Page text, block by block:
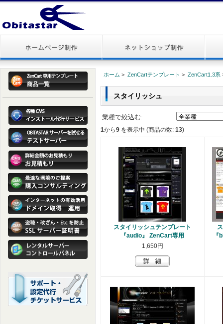
ホーム > ZenCartテンプレート > ZenCart1.3系
スタイリッシュ
業種で絞込む:
1から9 を表示中 (商品の数: 13)
スタイリッシュテンプレート
『audio』 ZenCart専用
1,650円